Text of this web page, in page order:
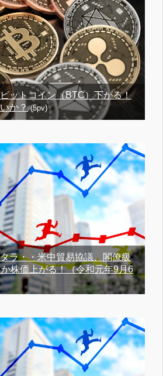
ットコイン（BTC）下がる！
か？(5pv)
ラ・・米中貿易協議、閣僚級
株価上がる！（令和元年9月6